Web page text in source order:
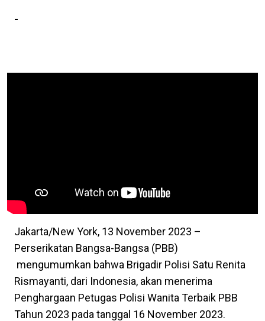
-
Jakarta/New York, 13 November 2023 –
Perserikatan Bangsa-Bangsa (PBB)
mengumumkan bahwa Brigadir Polisi Satu Renita
Rismayanti, dari Indonesia, akan menerima
Penghargaan Petugas Polisi Wanita Terbaik PBB
Tahun 2023 pada tanggal 16 November 2023.